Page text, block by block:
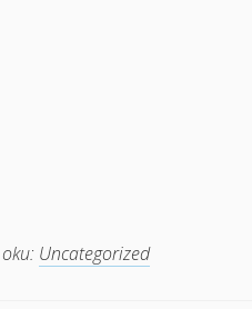
Uncategorized